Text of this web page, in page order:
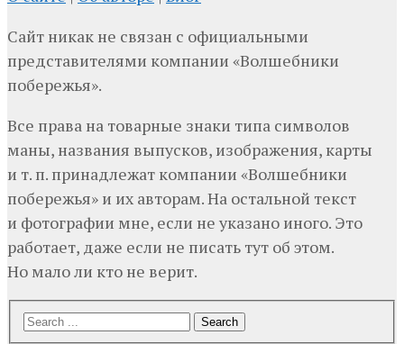
Сайт никак не связан с официальными
представителями компании «Волшебники
побережья».
Все права на товарные знаки типа символов
маны, названия выпусков, изображения, карты
и т. п. принадлежат компании «Волшебники
побережья» и их авторам. На остальной текст
и фотографии мне, если не указано иного. Это
работает, даже если не писать тут об этом.
Но мало ли кто не верит.
Search